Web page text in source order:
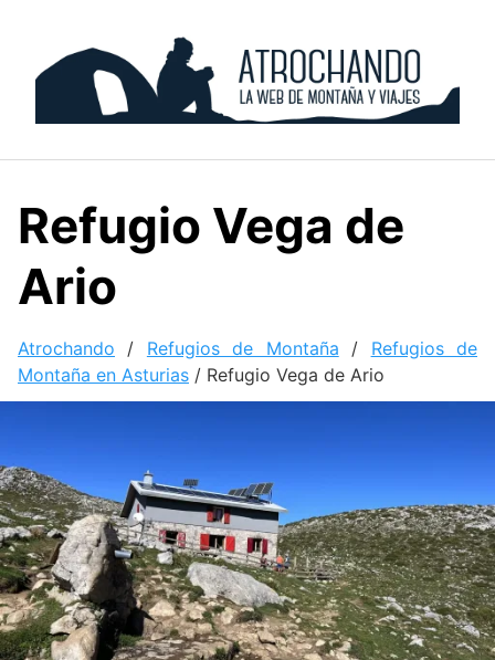
content
Refugio Vega de
Ario
Atrochando / Refugios de Montaña / Refugios de
Montaña en Asturias / Refugio Vega de Ario